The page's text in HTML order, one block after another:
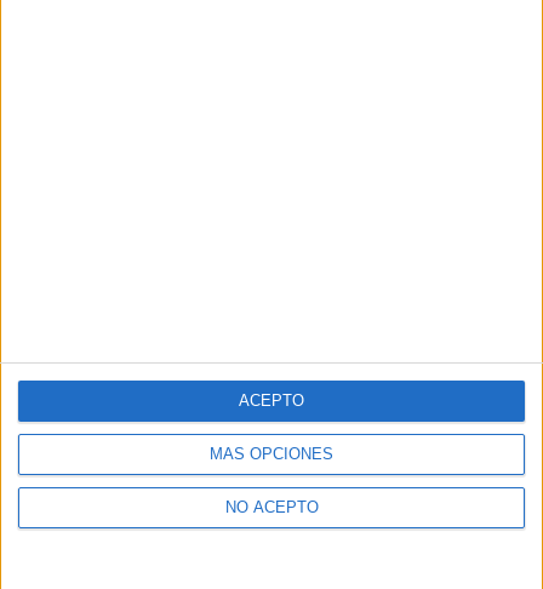
MÁS OPCIONES
NO ACEPTO
ACEPTO